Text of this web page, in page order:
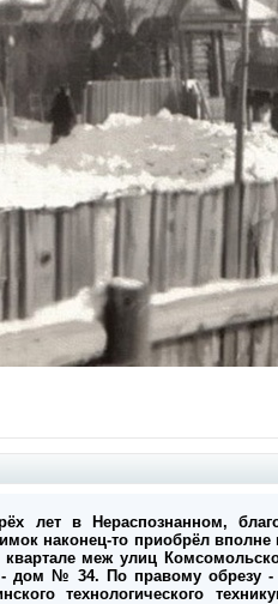
лет в Нераспознанном,
наконец-то приобрёл
меж улиц
- дом № 34. По правому обрезу -
технологического